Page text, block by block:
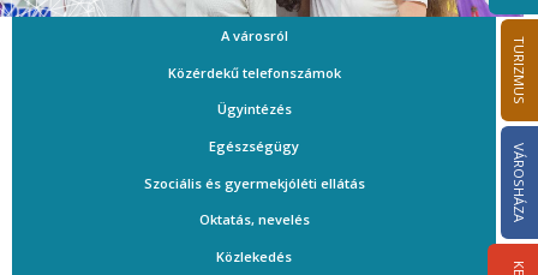
TURIZMUS
VÁROSHÁZA
A városról
Közérdekű telefonszámok
Ügyintézés
Egészségügy
Szociális és gyermekjóléti ellátás
Oktatás, nevelés
Közlekedés